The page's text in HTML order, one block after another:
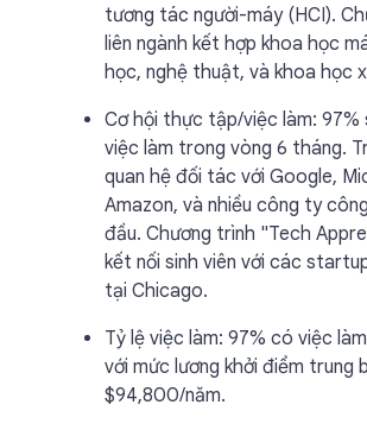
tương tác người-máy (HCI).
liên ngành kết hợp khoa học
học, nghệ thuật, và khoa học
Cơ hội thực tập/việc làm: 97%
việc làm trong vòng 6 tháng.
quan hệ đối tác với Google,
Amazon, và nhiều công ty
đầu. Chương trình "Tech
kết nối sinh viên với các
tại Chicago.
Tỷ lệ việc làm: 97% có việc
với mức lương khởi điểm trung
$94,800/năm.